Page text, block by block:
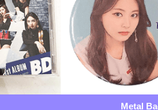
Metal